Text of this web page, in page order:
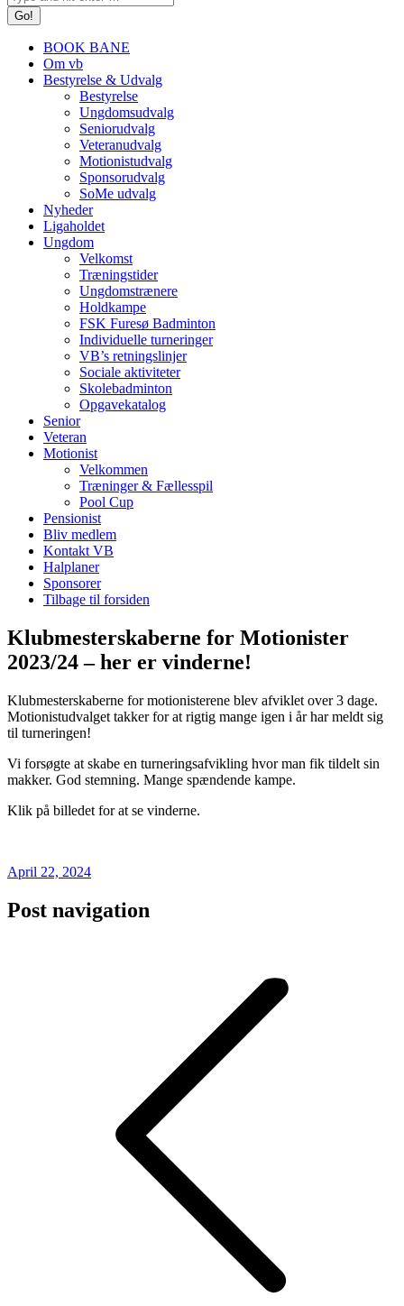
BOOK BANE
Om vb
Bestyrelse & Udvalg
Bestyrelse
Ungdomsudvalg
Seniorudvalg
Veteranudvalg
Motionistudvalg
Sponsorudvalg
SoMe udvalg
Nyheder
Ligaholdet
Ungdom
Velkomst
Træningstider
Ungdomstrænere
Holdkampe
FSK Furesø Badminton
Individuelle turneringer
VB’s retningslinjer
Sociale aktiviteter
Skolebadminton
Opgavekatalog
Senior
Veteran
Motionist
Velkommen
Træninger & Fællesspil
Pool Cup
Pensionist
Bliv medlem
Kontakt VB
Halplaner
Sponsorer
Tilbage til forsiden
Klubmesterskaberne for Motionister
2023/24 – her er vinderne!
Klubmesterskaberne for motionisterene blev afviklet over 3 dage.
Motionistudvalget takker for at rigtig mange igen i år har meldt sig
til turneringen!
Vi forsøgte at skabe en turneringsafvikling hvor man fik tildelt sin
makker. God stemning. Mange spændende kampe.
Klik på billedet for at se vinderne.
April 22, 2024
Post navigation